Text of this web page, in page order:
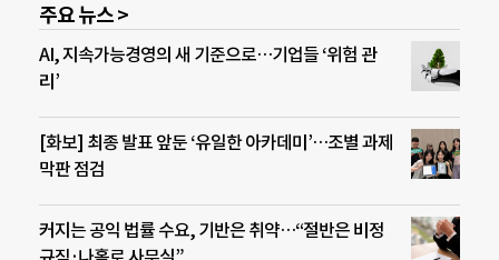
주요 뉴스 >
AI, 지속가능경영의 새 기준으로…기업들 ‘위험 관
리’
[화보] 최종 발표 앞둔 ‘유일한 아카데미’…조별 과제
막판 점검
커지는 공익 법률 수요, 기반은 취약…“절반은 비정